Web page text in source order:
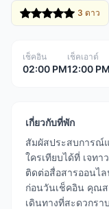
3 ดาว
เช็คอิน
02:00 PM
เช็คเอาต์
12:00 PM
เกี่ยวกับที่พัก
สัมผัสประสบการณ์
ใครเทียบได้ที่ เจท
ติดต่อสื่อสารออนไ
ก่อนวันเช็คอิน คุณส
เดินทางที่สะดวกร